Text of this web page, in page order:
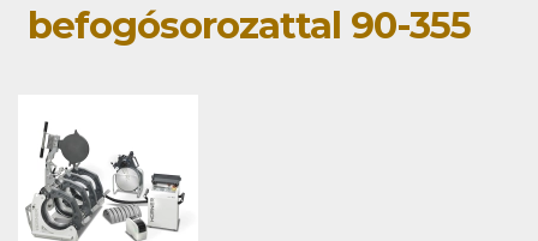
befogósorozattal 90-355